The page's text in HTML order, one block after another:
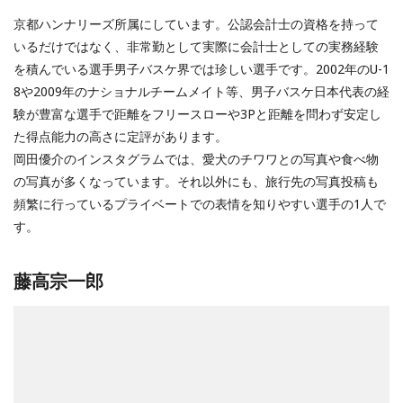
京都ハンナリーズ所属にしています。公認会計士の資格を持って
いるだけではなく、非常勤として実際に会計士としての実務経験
を積んでいる選手男子バスケ界では珍しい選手です。2002年のU-1
8や2009年のナショナルチームメイト等、男子バスケ日本代表の経
験が豊富な選手で距離をフリースローや3Pと距離を問わず安定し
た得点能力の高さに定評があります。
岡田優介のインスタグラムでは、愛犬のチワワとの写真や食べ物
の写真が多くなっています。それ以外にも、旅行先の写真投稿も
頻繁に行っているプライベートでの表情を知りやすい選手の1人で
す。
藤高宗一郎